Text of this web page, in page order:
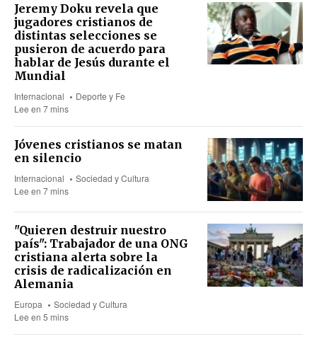
Jeremy Doku revela que
jugadores cristianos de
distintas selecciones se
pusieron de acuerdo para
hablar de Jesús durante el
Mundial
Internacional
Deporte y Fe
Lee en 7 mins
Jóvenes cristianos se matan
en silencio
Internacional
Sociedad y Cultura
Lee en 7 mins
"Quieren destruir nuestro
país": Trabajador de una ONG
cristiana alerta sobre la
crisis de radicalización en
Alemania
Europa
Sociedad y Cultura
Lee en 5 mins